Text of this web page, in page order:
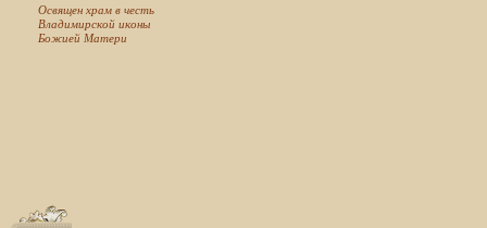
Освящен храм в честь
Владимирской иконы
Божией Матери